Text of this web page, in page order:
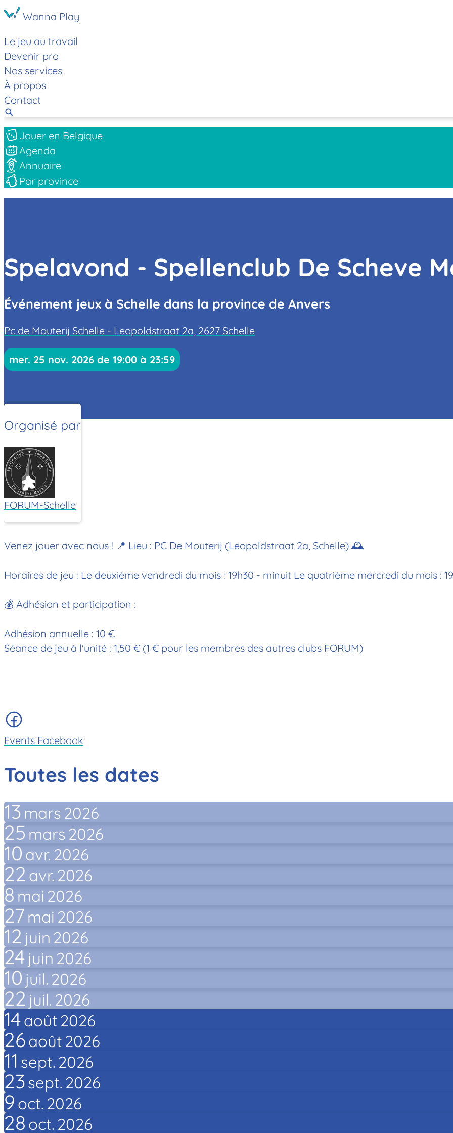
Wanna Play
Le jeu au travail
Devenir pro
Nos services
À propos
Contact
Jouer en Belgique
Agenda
Annuaire
Par province
Spelavond - Spellenclub De Scheve
Événement jeux à Schelle dans la province de Anvers
Pc de Mouterij Schelle - Leopoldstraat 2a, 2627 Schelle
mer. 25 nov. 2026 de 19:00 à 23:59
Organisé par
FORUM-Schelle
Venez jouer avec nous ! 📍 Lieu : PC De Mouterij (Leopoldstraat 2a, Schelle) 🕰
Horaires de jeu : Le deuxième vendredi du mois : 19h30 - minuit Le quatrième mercredi du mois :
💰 Adhésion et participation :
Adhésion annuelle : 10 €
Séance de jeu à l'unité : 1,50 € (1 € pour les membres des autres clubs FORUM)
Events Facebook
Toutes les dates
13 mars 2026
25 mars 2026
10 avr. 2026
22 avr. 2026
8 mai 2026
27 mai 2026
12 juin 2026
24 juin 2026
10 juil. 2026
22 juil. 2026
14août 2026
26août 2026
11 sept. 2026
23sept. 2026
9 oct. 2026
28 oct. 2026